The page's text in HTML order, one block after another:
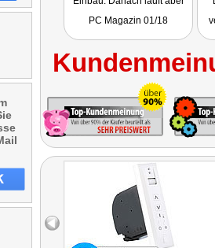
Preis ist sehr günstig."
PC Magazin 01/18